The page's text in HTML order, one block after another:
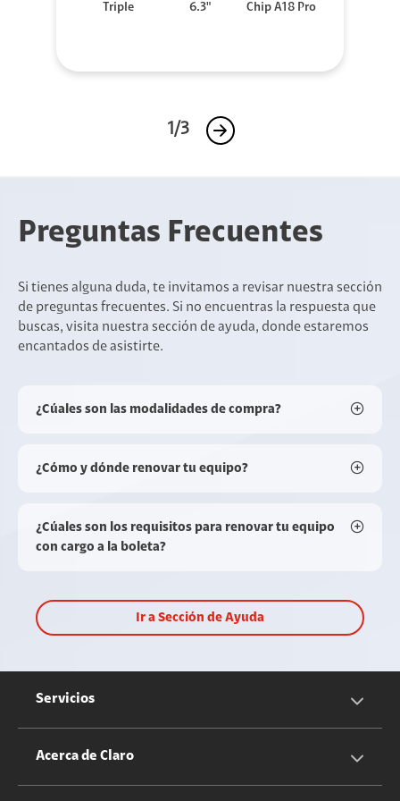
Triple 6.3" Chip A18 Pro
1/3
Preguntas Frecuentes
Si tienes alguna duda, te invitamos a revisar nuestra sección
de preguntas frecuentes. Si no encuentras la respuesta que
buscas, visita nuestra sección de ayuda, donde estaremos
encantados de asistirte.
¿Cúales son las modalidades de compra?
¿Cómo y dónde renovar tu equipo?
¿Cúales son los requisitos para renovar tu equipo
con cargo a la boleta?
Ir a Sección de Ayuda
Servicios
Servicios Móviles
Acerca de Claro